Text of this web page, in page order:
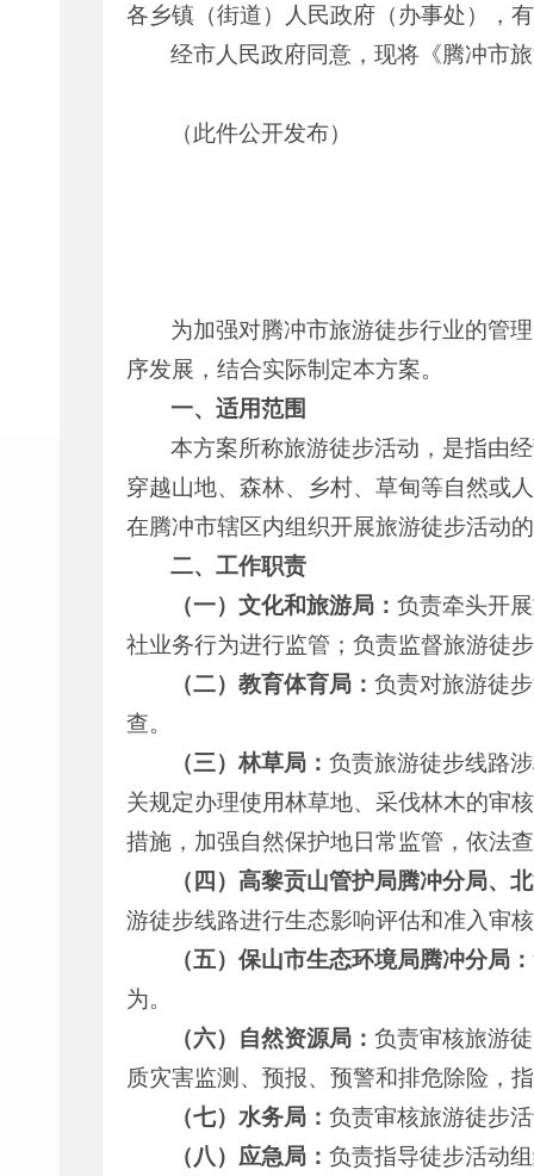
各乡镇（街道）人民政府（办事处），
经市人民政府同意，现将《腾冲市
（此件公开发布）
为加强对腾冲市旅游徒步行业的管
序发展，结合实际制定本方案。
一、适用范围
本方案所称旅游徒步活动，是指由
穿越山地、森林、乡村、草甸等自然或
在腾冲市辖区内组织开展旅游徒步活动
二、工作职责
（一）文化和旅游局：负责牵头开
社业务行为进行监管；负责监督旅游徒
（二）教育体育局：负责对旅游徒
查。
（三）林草局：负责旅游徒步线路
关规定办理使用林草地、采伐林木的审
措施，加强自然保护地日常监管，依法
（四）高黎贡山管护局腾冲分局、
游徒步线路进行生态影响评估和准入审
（五）保山市生态环境局腾冲分局：
为。
（六）自然资源局：负责审核旅游
质灾害监测、预报、预警和排危除险，
（七）水务局：负责审核旅游徒步
（八）应急局：负责指导徒步活动